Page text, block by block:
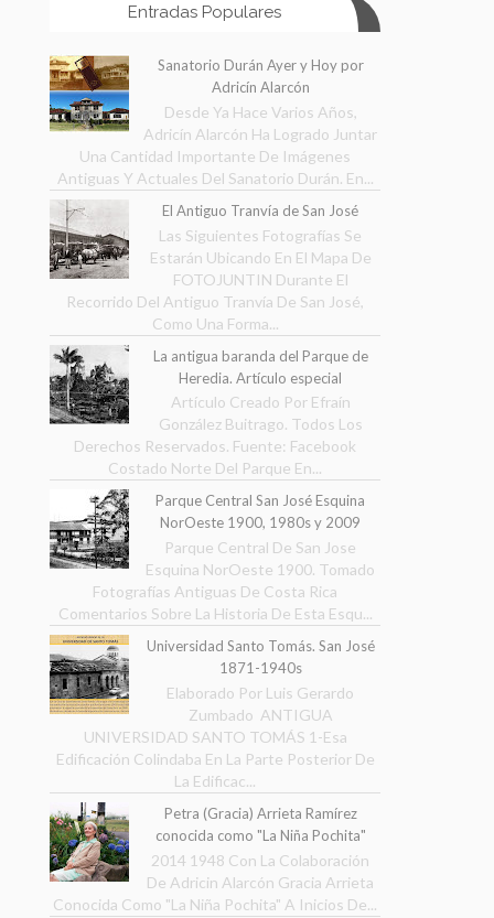
Entradas Populares
Sanatorio Durán Ayer y Hoy por
Adricín Alarcón
Desde Ya Hace Varios Años,
Adricín Alarcón Ha Logrado Juntar
Una Cantidad Importante De Imágenes
Antiguas Y Actuales Del Sanatorio Durán. En...
El Antiguo Tranvía de San José
Las Siguientes Fotografías Se
Estarán Ubicando En El Mapa De
FOTOJUNTIN Durante El
Recorrido Del Antiguo Tranvía De San José,
Como Una Forma...
La antigua baranda del Parque de
Heredia. Artículo especial
Artículo Creado Por Efraín
González Buitrago. Todos Los
Derechos Reservados. Fuente: Facebook
Costado Norte Del Parque En...
Parque Central San José Esquina
NorOeste 1900, 1980s y 2009
Parque Central De San Jose
Esquina NorOeste 1900. Tomado
Fotografías Antiguas De Costa Rica
Comentarios Sobre La Historia De Esta Esqu...
Universidad Santo Tomás. San José
1871-1940s
Elaborado Por Luis Gerardo
Zumbado ANTIGUA
UNIVERSIDAD SANTO TOMÁS 1-Esa
Edificación Colindaba En La Parte Posterior De
La Edificac...
Petra (Gracia) Arrieta Ramírez
conocida como "La Niña Pochita"
2014 1948 Con La Colaboración
De Adricin Alarcón Gracia Arrieta
Conocida Como "La Niña Pochita" A Inicios De...